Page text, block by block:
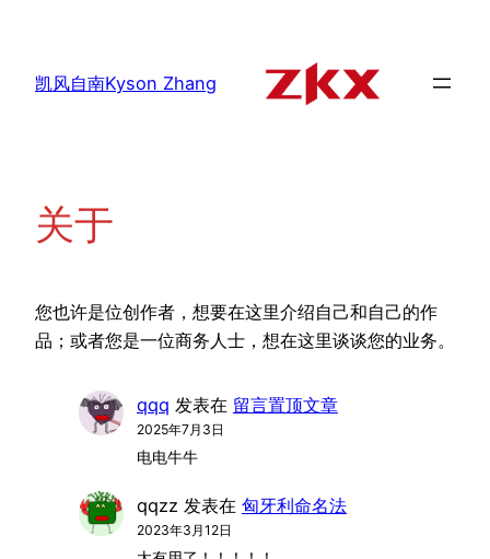
凯风自南Kyson Zhang
关于
您也许是位创作者，想要在这里介绍自己和自己的作
品；或者您是一位商务人士，想在这里谈谈您的业务。
qqq 发表在 留言置顶文章
2025年7月3日
电电牛牛
qqzz 发表在 匈牙利命名法
2023年3月12日